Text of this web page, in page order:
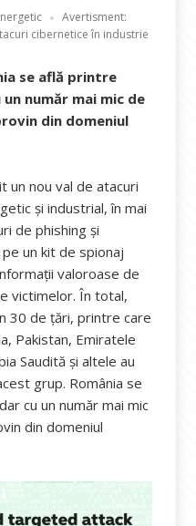
Avertisment:
cibernetice în industrie
se află printre
număr mai mic de
din domeniul
un nou val de atacuri
și industrial, în mai
de phishing și
un kit de spionaj
valoroase de
victimelor. În total,
30 de țări, printre care
Pakistan, Emiratele
Saudită și altele au
grup. România se
cu un număr mai mic
din domeniul